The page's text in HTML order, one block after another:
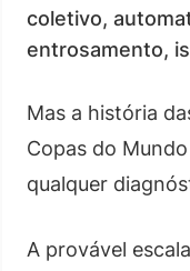
coletivo,
entrosamento,
Mas a história
Copas do
qualquer
A provável